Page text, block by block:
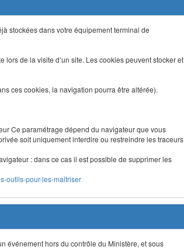
stockées dans votre équipement terminal de
de la visite d’un site. Les cookies peuvent stocker et
ces cookies, la navigation pourra être altérée).
Ce paramétrage dépend du navigateur que vous
soit uniquement interdire ou restreindre les traceurs
: dans ce cas il est possible de supprimer les
outils-pour-les-maitriser
événement hors du contrôle du Ministère, et sous